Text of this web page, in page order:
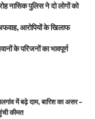
नासिक पुलिस ने दो लोगों को
आरोपियों के खिलाफ
के परिजनों का भावपूर्ण
में बढ़े दाम,बारिश का असर –
कीमत